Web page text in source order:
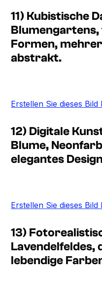
11) Kubistische
Formen,
abstrakt.
Erstellen Sie dieses
12) Digitale
Blume,
elegantes
Erstellen Sie dieses
13)
Lavendelfeldes,
lebendige